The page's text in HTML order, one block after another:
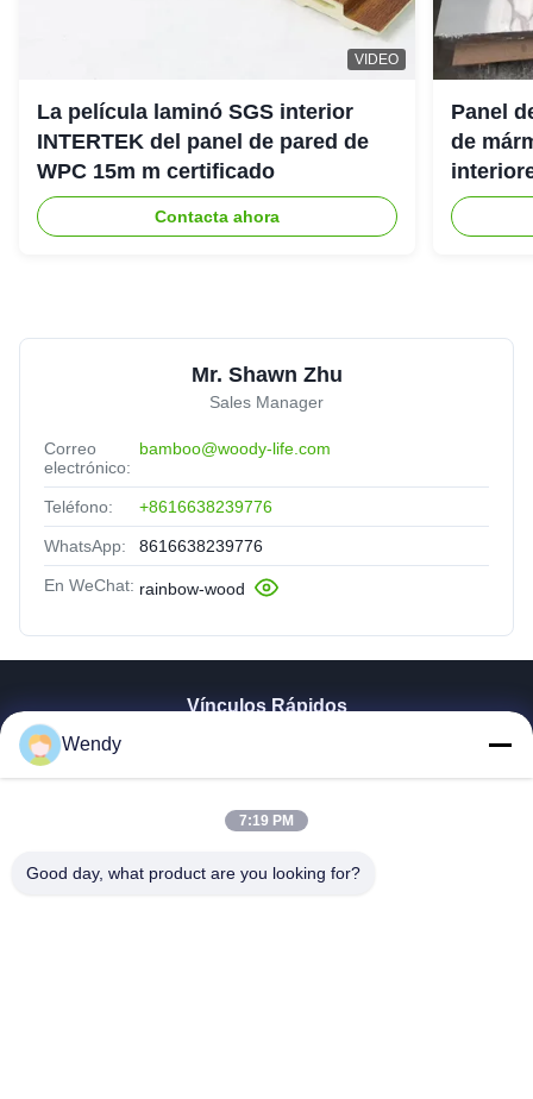
VIDEO
La película laminó SGS interior
INTERTEK del panel de pared de
WPC 15m m certificado
Contacta ahora
Panel
de
Mr. Shawn Zhu
Sales Manager
Correo
electrónico:
bamboo@woody-life.com
Teléfono: +8616638239776
WhatsApp: 8616638239776
En WeChat: rainbow-wood
Vínculos Rápidos
Productos
Vídeos
Demostración De VR
Sobre Nosotros
Wendy
7:19 PM
Good day, what product are you looking for?